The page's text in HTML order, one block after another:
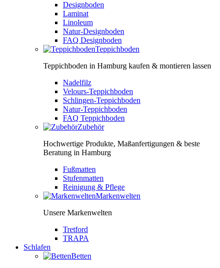
Designboden
Laminat
Linoleum
Natur-Designboden
FAQ Designboden
Teppichboden
Teppichboden in Hamburg kaufen & montieren lassen
Nadelfilz
Velours-Teppichboden
Schlingen-Teppichboden
Natur-Teppichboden
FAQ Teppichboden
Zubehör
Hochwertige Produkte, Maßanfertigungen & beste
Beratung in Hamburg
Fußmatten
Stufenmatten
Reinigung & Pflege
Markenwelten
Unsere Markenwelten
Tretford
TRAPA
Schlafen
Betten